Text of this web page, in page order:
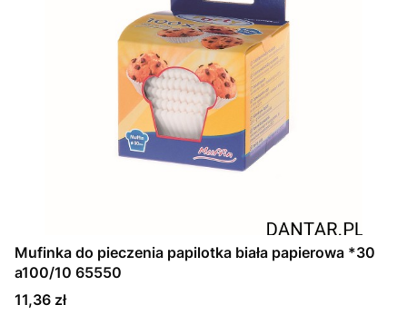
Mufinka do pieczenia papilotka biała papierowa *30
a100/10 65550
Cena
11,36 zł